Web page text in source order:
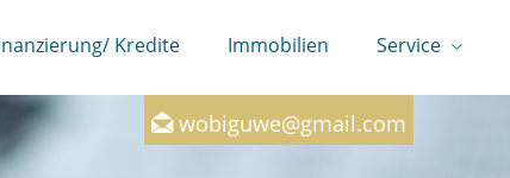
Kredite Immobilien Service
wobiguwe@gmail.com